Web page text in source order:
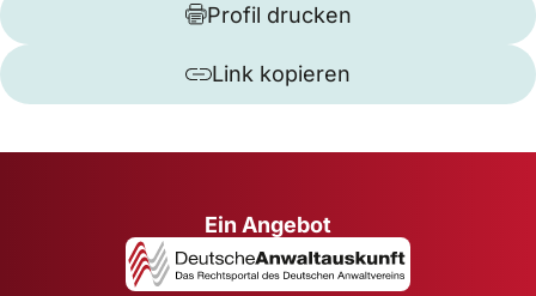
Profil drucken
Link kopieren
Ein Angebot